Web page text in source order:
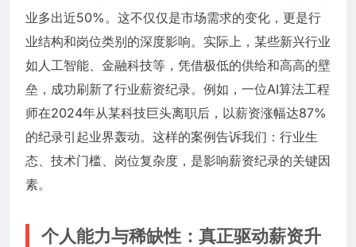
业多出近50%。这不仅仅是市场需求的变化，更是行
业结构和岗位类别的深度影响。实际上，某些新兴行业
如人工智能、金融科技等，凭借极低的供给和高高的壁
垒，成功刷新了行业薪资纪录。例如，一位AI算法工程
师在2024年从某科技巨头离职后，以薪资涨幅达87%
的纪录引起业界轰动。这样的案例告诉我们：行业生
态、技术门槛、岗位复杂度，是影响薪资纪录的关键因
素。
个人能力与稀缺性：真正驱动薪资升